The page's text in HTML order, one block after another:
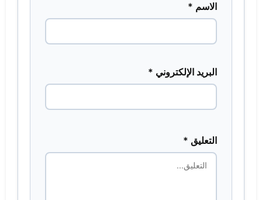
الاسم *
البريد الإلكتروني *
التعليق *